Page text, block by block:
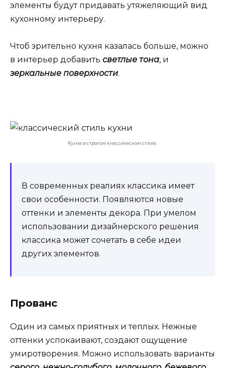
элементы будут придавать утяжеляющий вид
кухонному интерьеру.
Чтоб зрительно кухня казалась больше, можно
в интерьер добавить светлые тона, и
зеркальные поверхности.
Кухня в строгом классическом стиле.
В современных реалиях классика имеет
свои особенности. Появляются новые
оттенки и элементы декора. При умелом
использовании дизайнерского решения
классика может сочетать в себе идеи
других элементов.
Прованс
Один из самых приятных и теплых. Нежные
оттенки успокаивают, создают ощущение
умиротворения. Можно использовать варианты